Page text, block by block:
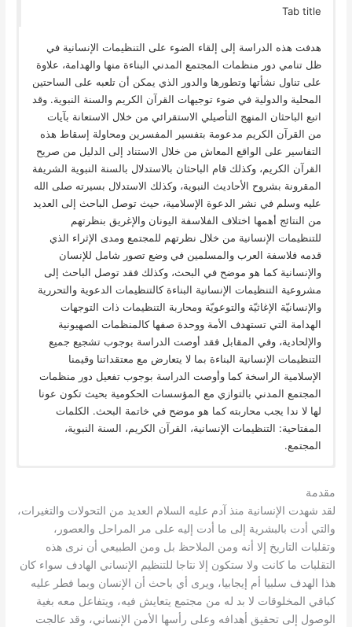
Tab title
هدفت هذه الدراسة إلى إلقاء الضوء على التنظيمات الإنسانية في
ظل تنامي دور منظمات المجتمع المدني البناءة منها والهدامة، علاوة
على تناول نشأتها وتطورها والدور الذي يمكن أن تلعبه على الساحتين
المحلية والدولية في ضوء توجيهات القرآن الكريم والسنة النبوية. وقد
اتبع الباحثان المنهج التأصيلي الاستقرائي من خلال الاستعانة بآيات
من القرآن الكريم مدعومة بتفسير المفسرين ومحاولة إسقاط هذه
التفاسير على الواقع المعاش من خلال الاستناد إلى الدليل من صريح
القرآن الكريم، وكذلك قام الباحثان بالاستدلال بالسنة النبوية الشريفة
المقرونة بشروح الأحاديث النبوية، وكذلك الاستدلال بسيرته صلى الله
عليه وسلم في نشر الدعوة الإسلامية، حيث توصل الباحث إلى العديد
من النتائج أهمها اختلاف الفلاسفة اليونان والإغريق بنظرتهم
للتنظيمات الإنسانية من خلال نظرتهم للمجتمع ومدى الإثراء الذي
قدمه فلاسفة العرب والمسلمين في وضع تصور شامل للإنسان
والإنسانية كما هو موضح في البحث، وكذلك فقد توصل الباحث إلى
مشروعية التنظيمات الإنسانية البناءة كالتنظيمات الدعوية والتحررية
والإنسانيّة الإغاثيّة والتوعويّة ومحاربة التنظيمات ذات التوجهات
الهدامة التي تستهدف الأمة ووحدة صفها كالمنظمات الصهيونية
والإلحادية، وفي المقابل فقد أوصت الدراسة بوجوب تشجيع جميع
التنظيمات الإنسانية البناءة بما لا يتعارض مع معتقداتنا وقيمنا
الإسلامية الراسخة كما وأوصت الدراسة بوجوب تفعيل دور منظمات
المجتمع المدني بالتوازي مع المؤسسات الحكومية بحيث تكون عونا
لها لا ندا يجب محاربته كما هو موضح في خاتمة البحث. الكلمات
المفتاحية: التنظيمات الإنسانية، القرآن الكريم، السنة النبوية،
المجتمع.
مقدمة
لقد شهدت الإنسانية منذ آدم عليه السلام العديد من التحولات والتغيرات،
والتي أدت بالبشرية إلى ما أدت إليه على مر المراحل والعصور،
وتقلبات التاريخ إلا أنه ومن الملاحظ بل ومن الطبيعي أن نرى هذه
التقلبات ما كانت ولا ستكون إلا نتاجا للتنظيم الإنساني الهادف سواء كان
هذا الهدف سلبيا أم إيجابيا، ويرى أي باحث أن الإنسان وبما فطر عليه
كباقي المخلوقات لا بد له من مجتمع يتعايش فيه، ويتفاعل معه بغية
الوصول إلى تحقيق أهدافه وعلى رأسها الأمن الإنساني، وقد عالجت